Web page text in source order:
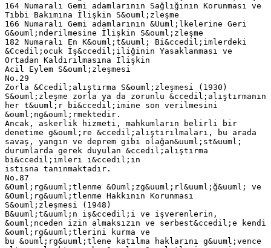
164 Numaralı Gemi adamlarının Sağlığının Korunması ve
Tıbbi Bakımına İlişkin S&ouml;zleşme
166 Numaralı Gemi adamlarının &Uuml;lkelerine Geri
G&ouml;nderilmesine İlişkin S&ouml;zleşme
182 Numaralı En K&ouml;t&uuml; Bi&ccedil;imlerdeki
&Ccedil;ocuk İş&ccedil;iliğinin Yasaklanması ve
Ortadan Kaldırılmasına İlişkin
Acil Eylem S&ouml;zleşmesi
No.29
Zorla &Ccedil;alıştırma S&ouml;zleşmesi (1930)
S&ouml;zleşme zorla ya da zorunlu &ccedil;alıştırmanın
her t&uuml;r bi&ccedil;imine son verilmesini
&ouml;ng&ouml;rmektedir.
Ancak, askerlik hizmeti, mahkumların belirli bir
denetime g&ouml;re &ccedil;alıştırılmaları, bu arada
savaş, yangın ve deprem gibi olağan&uuml;st&uuml;
durumlarda gerek duyulan &ccedil;alıştırma
bi&ccedil;imleri i&ccedil;in
istisna tanınmaktadır.
No.87
&Ouml;rg&uuml;tlenme &Ouml;zg&uuml;rl&uuml;ğ&uuml; ve
&Ouml;rg&uuml;tlenme Hakkının Korunması
S&ouml;zleşmesi (1948)
B&uuml;t&uuml;n iş&ccedil;i ve işverenlerin,
&ouml;nceden izin almaksızın ve serbest&ccedil;e kendi
&ouml;rg&uuml;tlerini kurma ve
bu &ouml;rg&uuml;tlene katılma haklarını g&uuml;vence